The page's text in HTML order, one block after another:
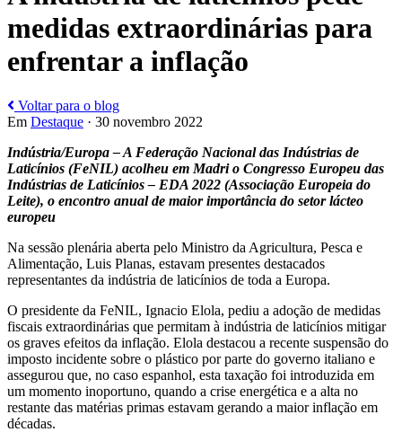
medidas extraordinárias para
enfrentar a inflação
Voltar para o blog
Em Destaque · 30 novembro 2022
Indústria/Europa – A Federação Nacional das Indústrias de
Laticínios (FeNIL) acolheu em Madri o Congresso Europeu das
Indústrias de Laticínios – EDA 2022 (Associação Europeia do
Leite), o encontro anual de maior importância do setor lácteo
europeu
Na sessão plenária aberta pelo Ministro da Agricultura, Pesca e
Alimentação, Luis Planas, estavam presentes destacados
representantes da indústria de laticínios de toda a Europa.
O presidente da FeNIL, Ignacio Elola, pediu a adoção de medidas
fiscais extraordinárias que permitam à indústria de laticínios mitigar
os graves efeitos da inflação. Elola destacou a recente suspensão do
imposto incidente sobre o plástico por parte do governo italiano e
assegurou que, no caso espanhol, esta taxação foi introduzida em
um momento inoportuno, quando a crise energética e a alta no
restante das matérias primas estavam gerando a maior inflação em
décadas.